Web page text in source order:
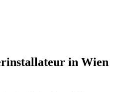
in Wien